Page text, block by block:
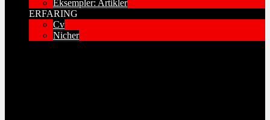
Eksempler: Artikler
ERFARING
Cv
Nicher